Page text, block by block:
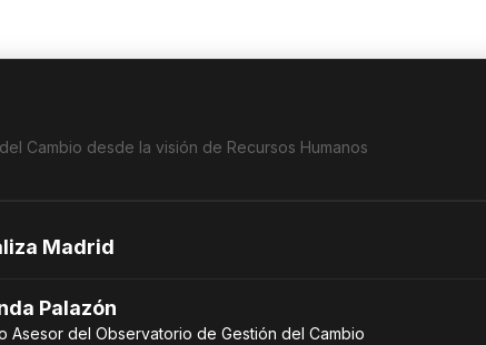
Cambio desde la visión de Recursos Humanos
Madrid
Palazón
Asesor del Observatorio de Gestión del Cambio